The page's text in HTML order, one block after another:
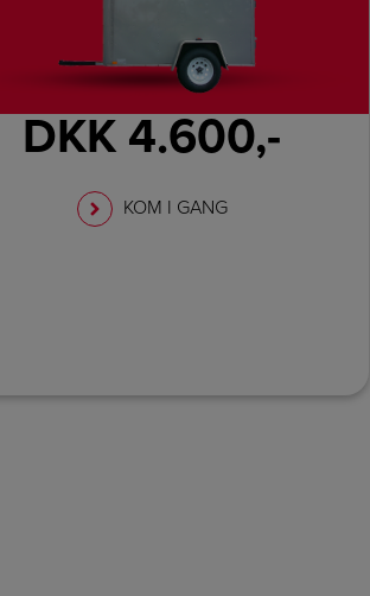
DKK 4.600,-
KOM I GANG